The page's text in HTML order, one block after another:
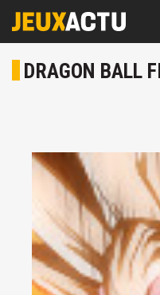
DRAGON BALL